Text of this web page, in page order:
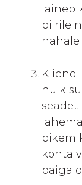
piirile
hulk
seadet
pikem
kohta